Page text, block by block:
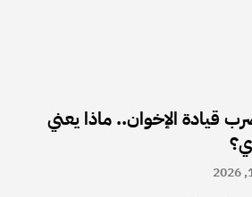
قيادة الإخوان.. ماذا يعني